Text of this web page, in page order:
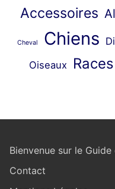
Accessoires
Cheval Chiens
Oiseaux Races
Bienvenue sur le
Contact